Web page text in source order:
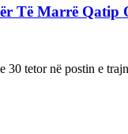
Të Marrë Qatip
30 tetor në postin e